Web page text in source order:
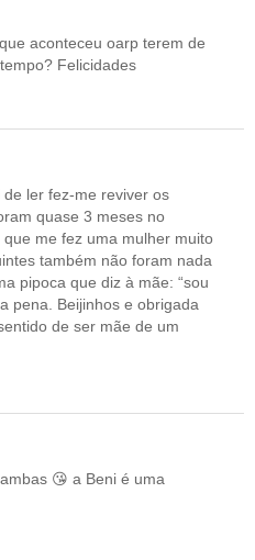
aconteceu oarp terem de
Felicidades
ler fez-me reviver os
quase 3 meses no
me fez uma mulher muito
também não foram nada
pipoca que diz à mãe: “sou
pena. Beijinhos e obrigada
de ser mãe de um
😘 a Beni é uma